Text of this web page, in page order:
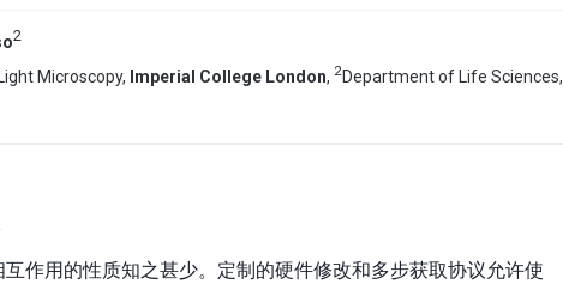
2
Microscopy, Imperial College London, 2Department of Life Sciences,
作用的性质知之甚少。定制的硬件修改和多步获取协议允许使